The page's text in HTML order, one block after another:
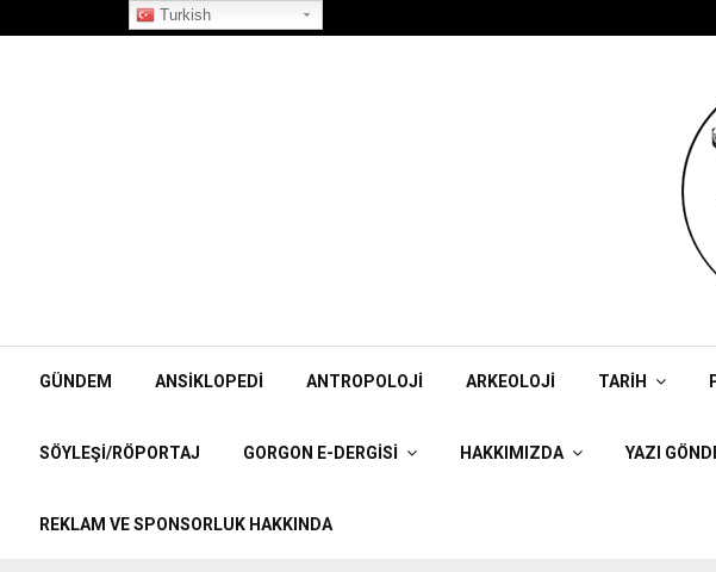
”Korpiklaani” Röportajı
GÜNDEM ANSIKLOPEDI ANTROPOLOJI ARKEOLOJI TARIH
SÖYLEŞI/RÖPORTAJ GORGON E-DERGISI HAKKIMIZDA YAZI
REKLAM VE SPONSORLUK HAKKINDA
Turkish